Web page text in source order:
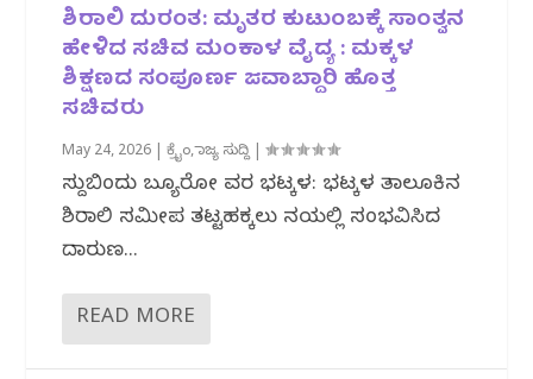
ಶಿರಾಲಿ ದುರಂತ: ಮೃತರ ಕುಟುಂಬಕ್ಕೆ ಸಾಂತ್ವನ
ಹೇಳಿದ ಸಚಿವ ಮಂಕಾಳ ವೈದ್ಯ : ಮಕ್ಕಳ
ಶಿಕ್ಷಣದ ಸಂಪೂರ್ಣ ಜವಾಬ್ದಾರಿ ಹೊತ್ತ
ಸಚಿವರು
May 24, 2026 |ಕ್ರೈಂ,ರಾಜ್ಯ ಸುದ್ದಿ |
ಸುದ್ದಿಬಿಂದು ಬ್ಯೂರೋ ವರದಿ ಭಟ್ಕಳ: ಭಟ್ಕಳ ತಾಲೂಕಿನ
ಶಿರಾಲಿ ಸಮೀಪ ತಟ್ಟಹಕ್ಕಲು ನದಿಯಲ್ಲಿ ಸಂಭವಿಸಿದ
ದಾರುಣ...
READ MORE